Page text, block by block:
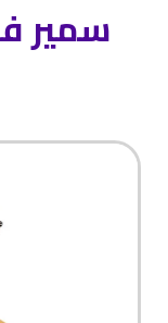
سمير